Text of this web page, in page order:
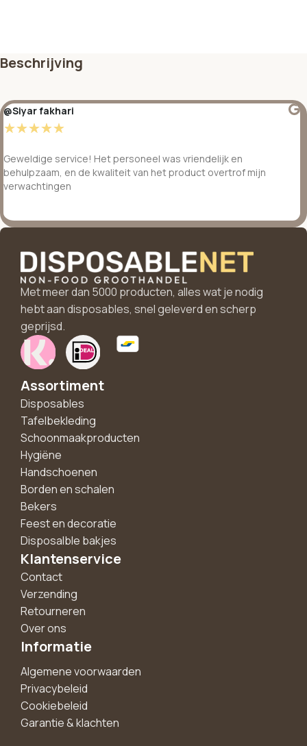
Beschrijving
@Siyar fakhari
☆☆☆☆☆
Geweldige service! Het personeel was vriendelijk en
behulpzaam, en de kwaliteit van het product overtrof mijn
verwachtingen
Met meer dan 5000 producten, alles wat je nodig
hebt aan disposables, snel geleverd en scherp
geprijsd.
Assortiment
Disposables
Tafelbekleding
Schoonmaakproducten
Hygiëne
Handschoenen
Borden en schalen
Bekers
Feest en decoratie
Disposalble bakjes
Klantenservice
Contact
Verzending
Retourneren
Over ons
Informatie
Algemene voorwaarden
Privacybeleid
Cookiebeleid
Garantie & klachten